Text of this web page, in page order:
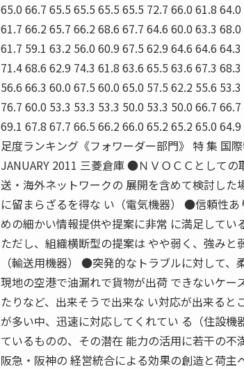
65.0 66.7 65.5 65.5 65.5 65.5 72.7 66.0 61.8
61.7 66.2 65.7 66.2 68.6 67.7 64.6 60.0 63.3
61.7 59.1 63.2 56.0 60.9 67.5 62.9 64.6 64.6
71.4 68.6 62.9 74.3 61.8 63.6 65.5 63.6 67.3
56.6 66.3 60.0 67.5 60.0 65.0 57.5 62.2 55.6
76.7 60.0 53.3 53.3 53.3 50.0 53.3 50.0 66.7
69.1 67.8 67.7 66.5 66.2 66.0 65.2 65.2 65.0
足度ランキング《フォワーダー部門》 特 集
JANUARY 2011 三菱倉庫 ●ＮＶＯＣＣとして
送・海外ネットワークの 展開を含めて検討し
に留まらざるを得な い（電気機器） ●信頼性
めの細かい情報提供や提案に非常 に満足してい
ただし、組織横断型の提案は やや弱く、強み
（輸送用機器） ●突発的なトラブルに対して、
現地の空港で油漏れで貨物が出荷 できないケ
たりなど、出来そうで出来な い対応が出来る
が多い中、迅速に対応してくれてい る（住設
ているものの、その潜在 能力の活用に若干の不
阪急・阪神の 経営統合による効果の創造と荷